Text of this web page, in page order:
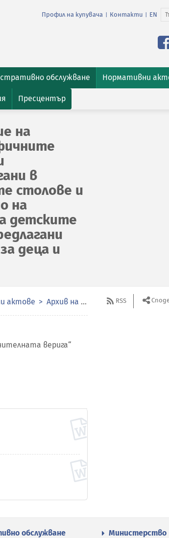
Профил на купувача Контакти EN
обслужване Нормативни
Пресцентър
на
в
столове и
на
детските
деца и
актове Архив на проекти на нормативни актове
верига“
RSS
обслужване Министерство